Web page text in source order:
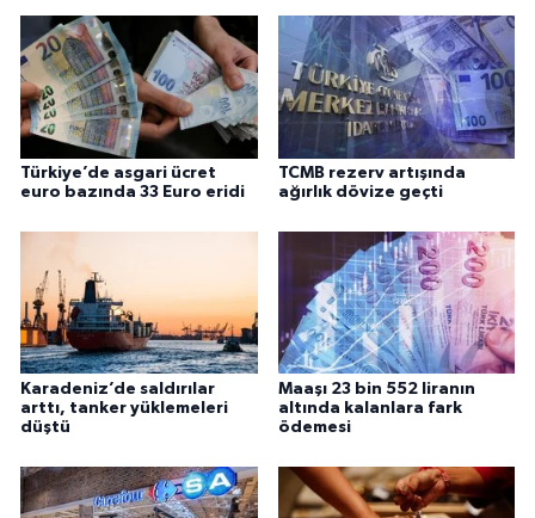
Türkiye’de asgari ücret
euro bazında 33 Euro eridi
TCMB rezerv artışında
ağırlık dövize geçti
Karadeniz’de saldırılar
arttı, tanker yüklemeleri
düştü
Maaşı 23 bin 552 liranın
altında kalanlara fark
ödemesi